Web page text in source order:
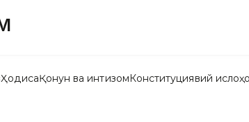
ҲодисаҚонун ва интизомКонституциявий